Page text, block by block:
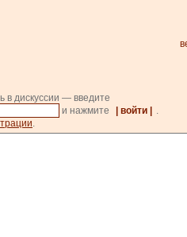
в дискуссии — введите
и нажмите | войти |
.
.